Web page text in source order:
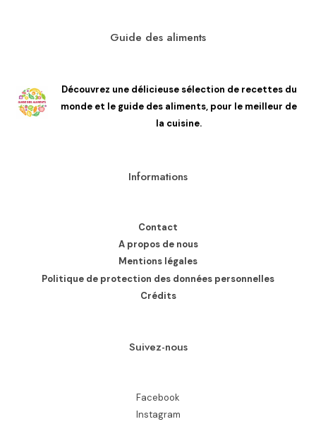
Guide des aliments
Découvrez une délicieuse sélection de recettes du
monde et le guide des aliments, pour le meilleur de
la cuisine.
Informations
Contact
A propos de nous
Mentions légales
Politique de protection des données personnelles
Crédits
Suivez-nous
Facebook
Instagram